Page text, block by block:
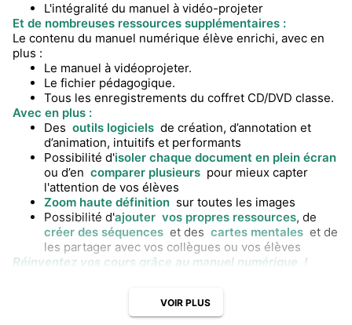
L'intégralité du manuel à vidéo-projeter
Et de nombreuses ressources supplémentaires :
Le contenu du manuel numérique élève enrichi, avec en
plus :
Le manuel à vidéoprojeter.
Le fichier pédagogique.
Tous les enregistrements du coffret CD/DVD classe.
Avec en plus :
Des outils logiciels de création, d’annotation et
d’animation, intuitifs et performants
Possibilité d'isoler chaque document en plein écran
ou d’en comparer plusieurs pour mieux capter
l'attention de vos élèves
Zoom haute définition sur toutes les images
Possibilité d'ajouter vos propres ressources, de
créer des séquences et des cartes mentales et de
les partager avec vos collègues ou vos élèves
Réinventez vos cours grâce au manuel numérique !
VOIR PLUS